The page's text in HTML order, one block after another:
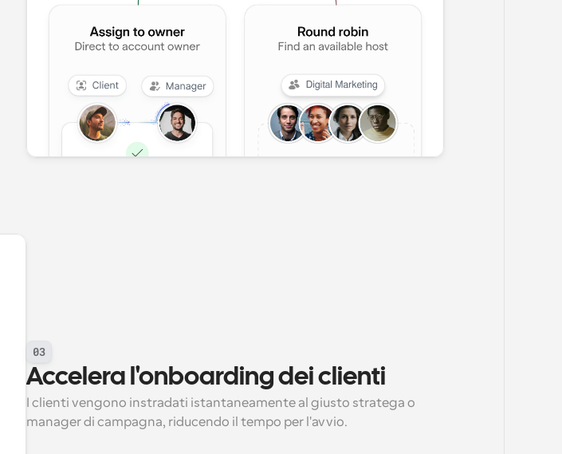
03
Accelera l'onboarding dei clienti
I clienti vengono instradati istantaneamente al giusto stratega o
manager di campagna, riducendo il tempo per l'avvio.